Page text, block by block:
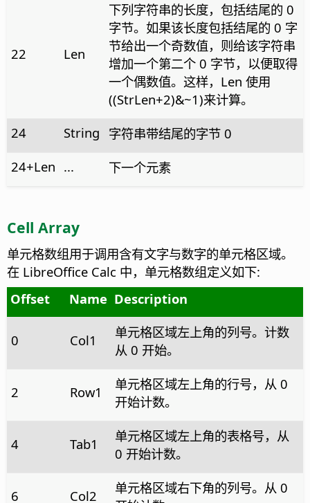
22 Len
下列字符串的长度，包括结尾的 0
字节。如果该长度包括结尾的 0 字
节给出一个奇数值，则给该字符串
增加一个第二个 0 字节，以便取得
一个偶数值。这样，Len 使用
((StrLen+2)&~1)来计算。
24
String 字符串带结尾的字节 0
24+Len ... 下一个元素
Cell Array
单元格数组用于调用含有文字与数字的单元格区域。
在 LibreOffice Calc 中，单元格数组定义如下:
Offset
Name Description
0 Col1
单元格区域左上角的列号。计数
从 0 开始。
2 Row1
单元格区域左上角的行号，从 0
开始计数。
4 Tab1
单元格区域左上角的表格号，从
0 开始计数。
6 Col2
单元格区域右下角的列号。从 0